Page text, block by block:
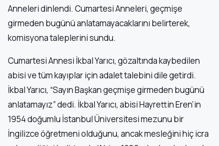
Anneleri dinlendi. Cumartesi Anneleri, geçmişe
girmeden bugünü anlatamayacaklarını belirterek,
komisyona taleplerini sundu.
Cumartesi Annesi İkbal Yarıcı, gözaltında kaybedilen
abisi ve tüm kayıplar için adalet talebini dile getirdi.
İkbal Yarıcı, “Sayın Başkan geçmişe girmeden bugünü
anlatamayız” dedi. İkbal Yarıcı, abisi Hayrettin Eren’in
1954 doğumlu İstanbul Üniversitesi mezunu bir
İngilizce öğretmeni olduğunu, ancak mesleğini hiç icra